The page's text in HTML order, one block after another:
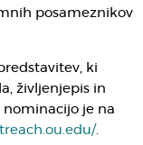
posameznikov
ki
življenjepis in
je na
.